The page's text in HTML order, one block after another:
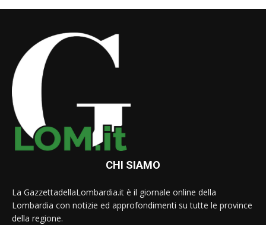
CHI SIAMO
La GazzettadellaLombardia.it è il giornale online della
Lombardia con notizie ed approfondimenti su tutte le province
della regione.